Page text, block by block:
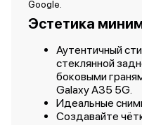
Google.
Эстетика
Аутентичный
стеклянной
боковыми
Galaxy A35 5G.
Идеальные
Создавайте